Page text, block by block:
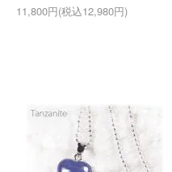
11,800円(税込12,980円)